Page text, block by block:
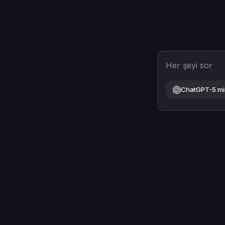
Her şeyi sor
ChatGPT-5